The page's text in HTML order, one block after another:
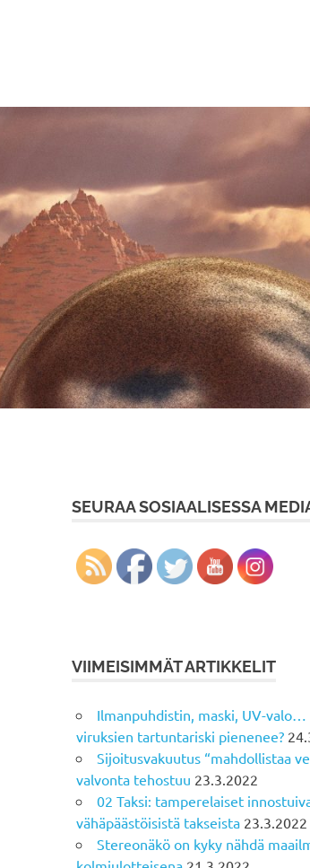
SEURAA SOSIAALISESSA
VIIMEISIMMÄT ARTIKKELIT
Ilmanpuhdistin, maski, UV-
viruksien tartuntariski pienenee?
Sijoitusvakuutus “mahdollistaa
valvonta tehostuu 23.3.2022
02 Taksi: tamperelaiset
vähäpäästöisistä takseista 23.3.2022
Stereonäkö on kyky nähdä